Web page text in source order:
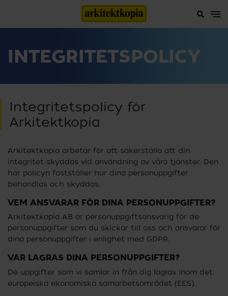
INTEGRITETSPOLICY
Integritetspolicy för
Arkitektkopia
Arkitektkopia arbetar för att säkerställa att din
integritet skyddas vid användning av våra tjänster. Den
här policyn fastställer hur dina personuppgifter
behandlas och skyddas.
VEM ANSVARAR FÖR DINA PERSONUPPGIFTER?
Arkitektkopia AB är personuppgiftsansvarig för de
personuppgifter som du skickar till oss och ansvarar för
dina personuppgifter i enlighet med GDPR.
VAR LAGRAS DINA PERSONUPPGIFTER?
De uppgifter som vi samlar in från dig lagras inom det
europeiska ekonomiska samarbetsområdet (EES).